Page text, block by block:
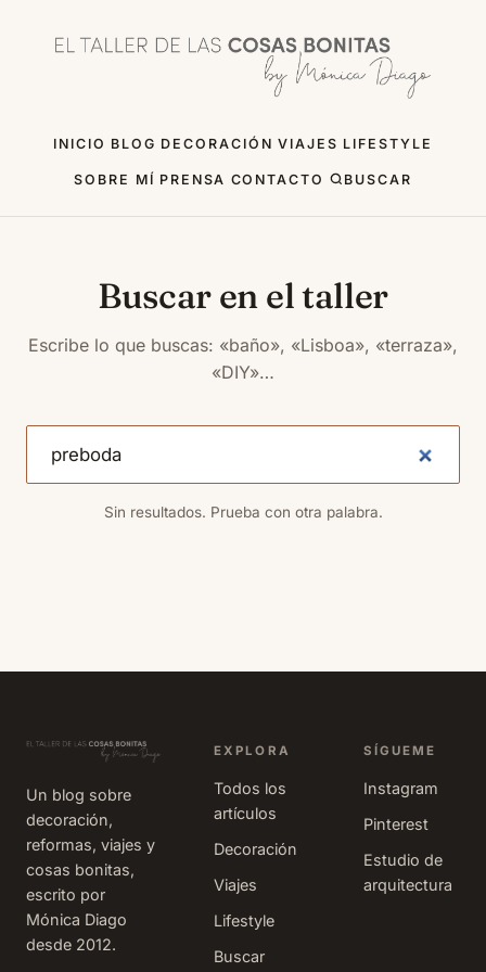
INICIO BLOG DECORACIÓN VIAJES LIFESTYLE
SOBRE MÍ PRENSA CONTACTO BUSCAR
Buscar en el taller
Escribe lo que buscas: «baño», «Lisboa», «terraza»,
«DIY»…
Sin resultados. Prueba con otra palabra.
Un blog sobre
decoración,
reformas, viajes y
cosas bonitas,
escrito por
Mónica Diago
desde 2012.
EXPLORA
Todos los
artículos
Decoración
Viajes
Lifestyle
Buscar
SÍGUEME
Instagram
Pinterest
Estudio de
arquitectura